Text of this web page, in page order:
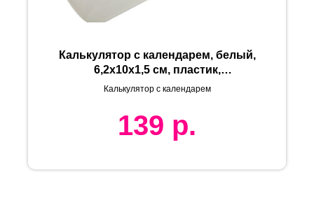
Калькулятор с календарем, белый,
6,2х10х1,5 см, пластик,
тампопечать
Калькулятор с календарем
139 р.